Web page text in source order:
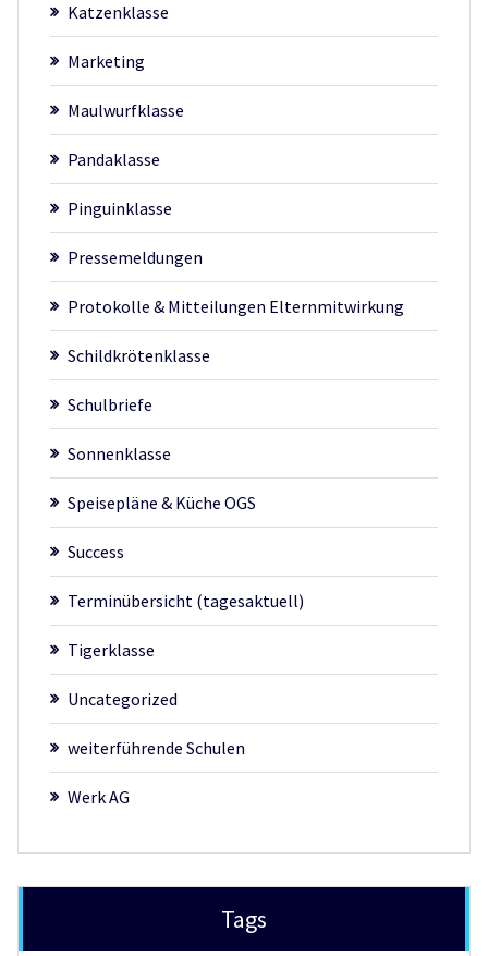
Katzenklasse
Marketing
Maulwurfklasse
Pandaklasse
Pinguinklasse
Pressemeldungen
Protokolle & Mitteilungen Elternmitwirkung
Schildkrötenklasse
Schulbriefe
Sonnenklasse
Speisepläne & Küche OGS
Success
Terminübersicht (tagesaktuell)
Tigerklasse
Uncategorized
weiterführende Schulen
Werk AG
Tags